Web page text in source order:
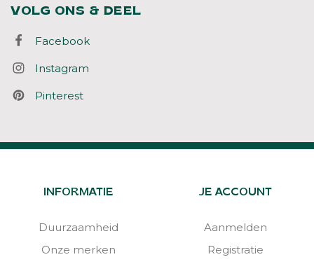
VOLG ONS & DEEL
Facebook
Instagram
Pinterest
INFORMATIE
Duurzaamheid
Onze merken
JE ACCOUNT
Aanmelden
Registratie